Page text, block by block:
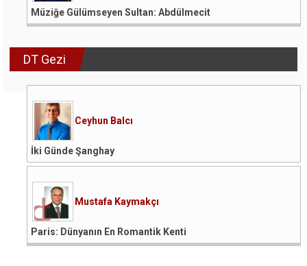
Müziğe Gülümseyen Sultan: Abdülmecit
DT Gezi
Ceyhun Balcı
İki Günde Şanghay
Mustafa Kaymakçı
Paris: Dünyanın En Romantik Kenti